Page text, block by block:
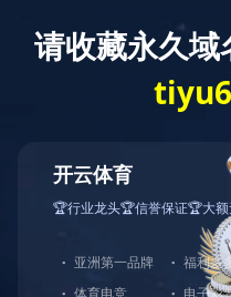
公司概况